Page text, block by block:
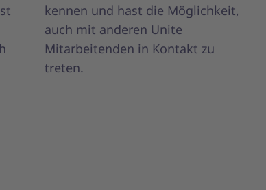
kennen und hast die Möglichkeit,
auch mit anderen Unite
Mitarbeitenden in Kontakt zu
treten.